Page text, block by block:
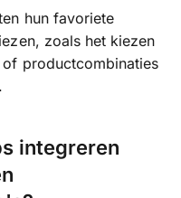
hun favoriete
zoals het kiezen
productcombinaties
integreren